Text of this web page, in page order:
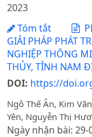
2023
Tóm tắt
GIẢI PHÁP PHÁT
NGHIỆP THÔNG
THỦY, TỈNH NAM
DOI: https://
Ngô Thế Ân, Kim
Yên, Nguyễn Thị
Ngày nhận bài: